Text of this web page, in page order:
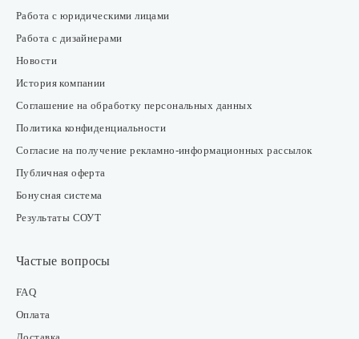
Работа с юридическими лицами
Работа с дизайнерами
Новости
История компании
Соглашение на обработку персональных данных
Политика конфиденциальности
Согласие на получение рекламно-информационных рассылок
Публичная оферта
Бонусная система
Результаты СОУТ
Частые вопросы
FAQ
Оплата